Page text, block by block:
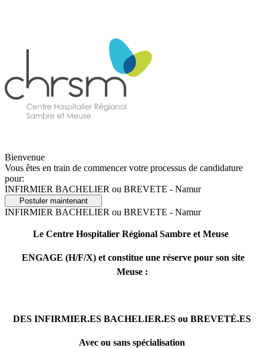
Bienvenue
Vous êtes en train de commencer votre processus de candidature
pour:
INFIRMIER BACHELIER ou BREVETE - Namur
Postuler maintenant
INFIRMIER BACHELIER ou BREVETE - Namur
Le Centre Hospitalier Régional Sambre et Meuse
ENGAGE (H/F/X) et constitue une réserve pour son site
Meuse :
DES INFIRMIER.ES BACHELIER.ES ou BREVETÉ.ES
Avec ou sans spécialisation